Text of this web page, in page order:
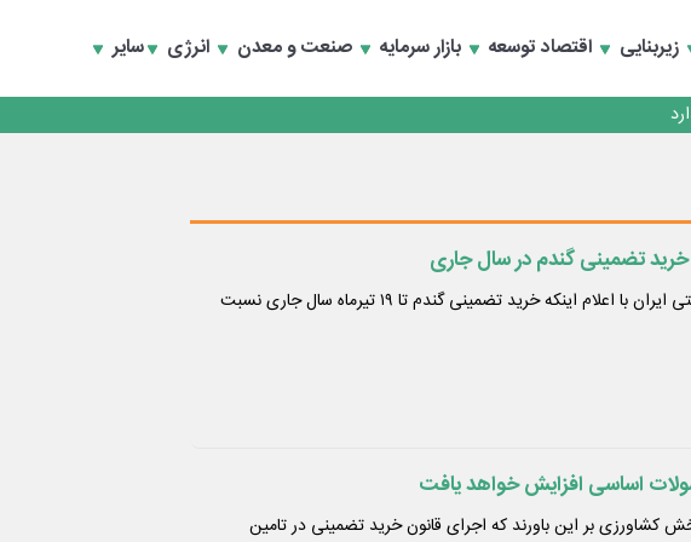
زیربنایی اقتصاد توسعه بازار سرمایه صنعت و معدن انرژی سایر
مدیرعامل شرکت بازرگانی دولتی ایران با اعلام اینکه خرید تضمینی گندم تا ۱۹ تیرماه سال جاری نسبت
اساسی افزایش خواهد یافت
کشاورزی بر این باورند که اجرای قانون خرید تضمینی در تامین